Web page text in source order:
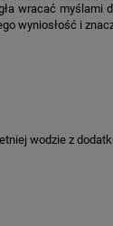
wracać myślami
wyniosłość i
wodzie z